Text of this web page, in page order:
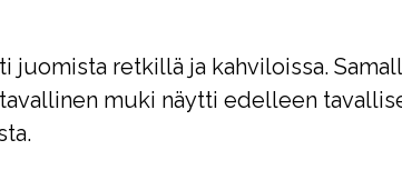
retkillä ja kahviloissa.
muki näytti edelleen